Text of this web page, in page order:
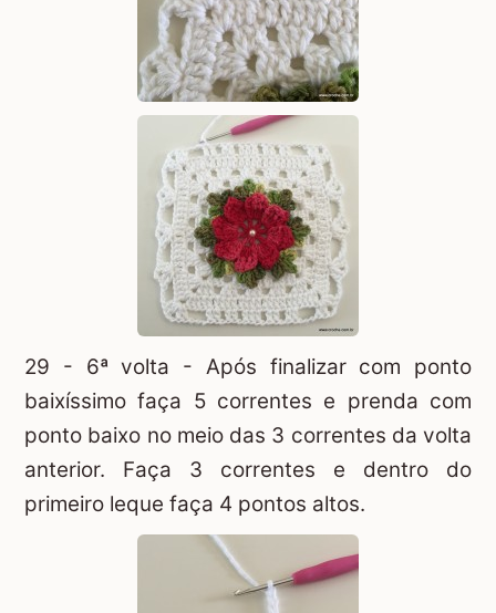
29 - 6ª volta - Após finalizar com ponto
baixíssimo faça 5 correntes e prenda com
ponto baixo no meio das 3 correntes da volta
anterior. Faça 3 correntes e dentro do
primeiro leque faça 4 pontos altos.